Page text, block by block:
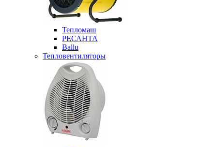
Тепломаш
РЕСАНТА
Ballu
Тепловентиляторы